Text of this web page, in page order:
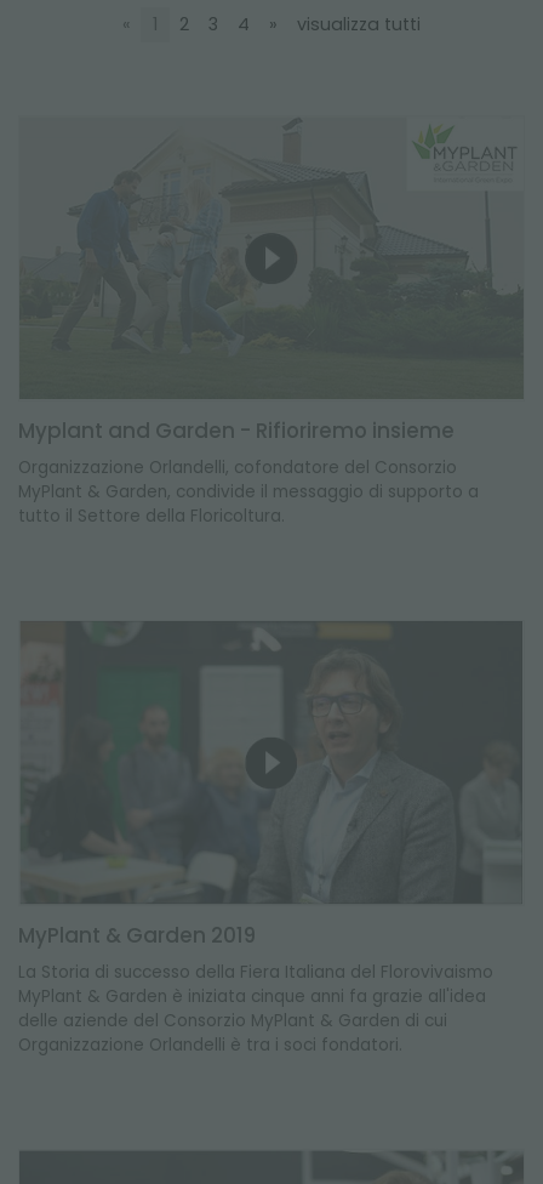
«
1 2 3 4 » visualizza tutti
Myplant and Garden - Rifioriremo insieme
Organizzazione Orlandelli, cofondatore del Consorzio
MyPlant & Garden, condivide il messaggio di supporto a
tutto il Settore della Floricoltura.
MyPlant & Garden 2019
La Storia di successo della Fiera Italiana del Florovivaismo
MyPlant & Garden è iniziata cinque anni fa grazie all'idea
delle aziende del Consorzio MyPlant & Garden di cui
Organizzazione Orlandelli è tra i soci fondatori.